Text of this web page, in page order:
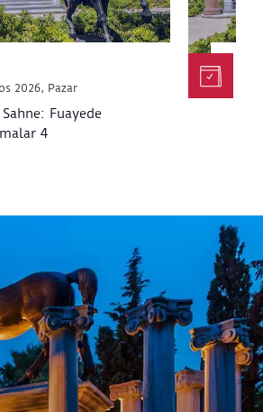
2026, Pazar
Fuayede
4